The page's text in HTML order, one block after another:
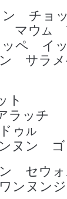
チョ
マウ ム
ペ イ
サラ
ラッチ
ゥ ル
ヌン ゴ
セウ
ンヌンジ